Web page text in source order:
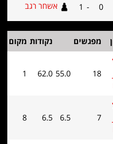
1 אשחר רגב
נקודות מקום
62.0
1
6.5
8